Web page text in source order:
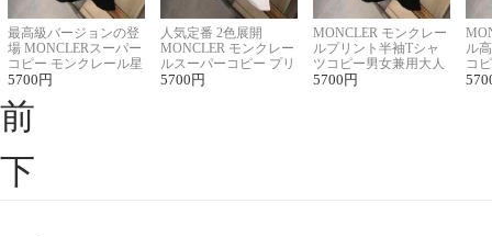
最高級バージョンの登
場 MONCLERスーパー
コピー モンクレール星
座半袖Tシャツ
5700 円
人気定番 2色展開
MONCLER モンクレー
ルスーパーコピー プリ
ント半袖Tシャツ
5700 円
MONCLER モンクレー
ルプリント半袖Tシャ
ツコピー男女兼用大人
可愛い春夏コーデ
5700 円
ル
コ
ィ
前
下